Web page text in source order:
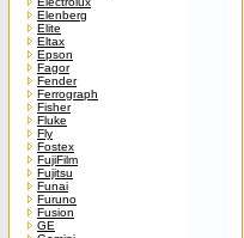
Elenberg
Elite
Eltax
Epson
Fagor
Fender
Ferrograph
Fisher
Fluke
Fly
Fostex
FujiFilm
Fujitsu
Funai
Furuno
Fusion
GE